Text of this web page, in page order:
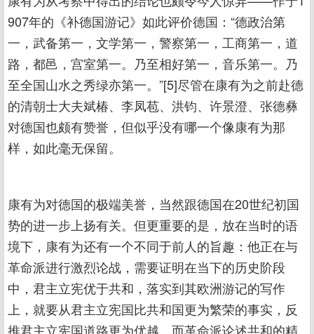
907年的《补德国游记》如此评价德国：“德政治第
一，武备第一，文学第一，警察第一，工商第一，道
路，都邑，宫室第一。乃至相好第一，音乐第一。乃
至全国山水之秀绿亦第一。”[5]尽管在康有为之前赴德
的清朝士大夫斌椿、李凤苞、洪钧、许景澄、张德彝
对德国也颇有赞誉，但似乎没有哪一个像康有为那
样，如此毫无保留。
康有为对德国的极端美誉，当然跟德国在20世纪初国
势的进一步上扬有关。但更重要的是，放在当时的语
境下，康有为还有一个不同于前人的旨趣：他正在与
革命派进行激烈论战，需要证明在当下的历史阶段
中，君主立宪优于共和，落实到其欧洲游记的写作
上，就要从君主立宪国比共和国更为繁荣的事实，反
推君主立宪国道路更为优越。而革命派论述共和的精